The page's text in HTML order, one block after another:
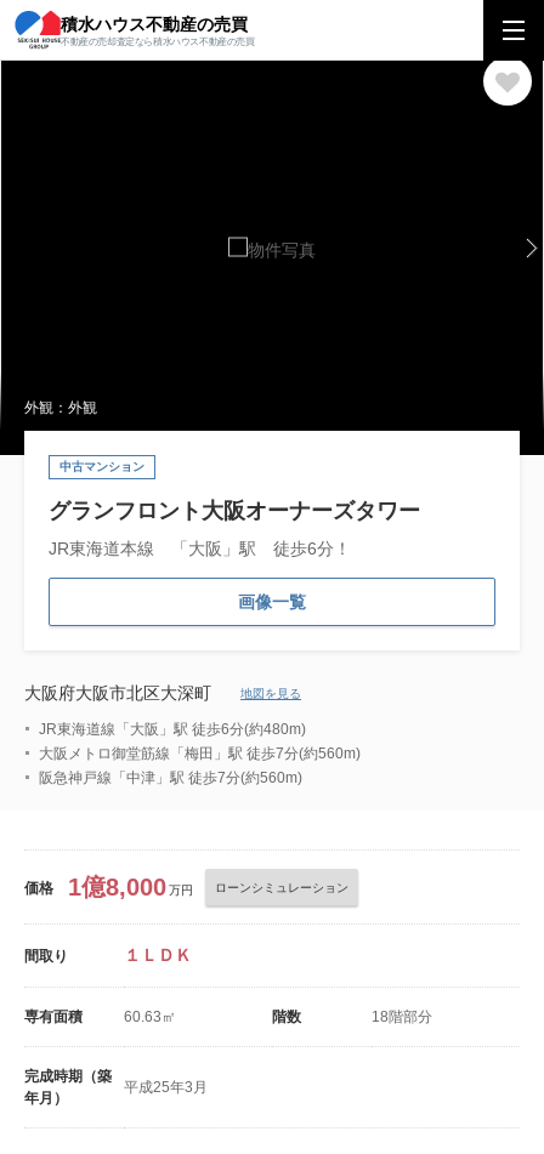
積水ハウス不動産の売買
不動産の売却査定なら積水ハウス不動産の売買
積水ハウス不動産の売買 関西エリア 大阪市北区
中古マンション
グランフロント大阪オーナーズタワー
JR東海道本線 「大阪」駅 徒歩6分！
画像一覧
外観：外観
大阪府大阪市北区大深町 地図を見る
JR東海道線「大阪」駅 徒歩6分(約480m)
大阪メトロ御堂筋線「梅田」駅 徒歩7分(約560m)
阪急神戸線「中津」駅 徒歩7分(約560m)
価格 1億8,000万円 ローンシミュレーション
間取り １ＬＤＫ
専有面積 60.63㎡ 階数 18階部分
完成時期（築
年月）
平成25年3月